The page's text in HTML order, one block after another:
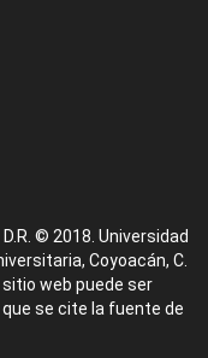
© 2018. Universidad
Coyoacán, C.
sitio web puede ser
se cite la fuente de